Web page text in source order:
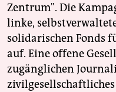
Zentrum". Die
linke,
solidarischen Fonds
auf. Eine offene
zugänglichen